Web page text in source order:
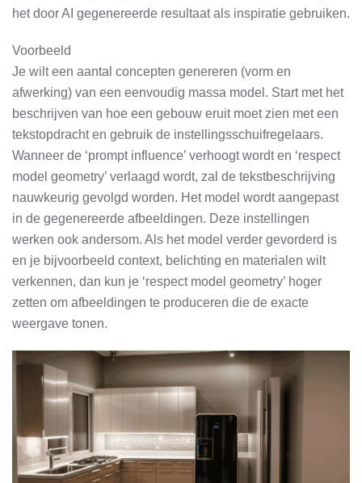
het door AI gegenereerde resultaat als inspiratie gebruiken.
Voorbeeld
Je wilt een aantal concepten genereren (vorm en
afwerking) van een eenvoudig massa model. Start met het
beschrijven van hoe een gebouw eruit moet zien met een
tekstopdracht en gebruik de instellingsschuifregelaars.
Wanneer de ‘prompt influence’ verhoogt wordt en ‘respect
model geometry’ verlaagd wordt, zal de tekstbeschrijving
nauwkeurig gevolgd worden. Het model wordt aangepast
in de gegenereerde afbeeldingen. Deze instellingen
werken ook andersom. Als het model verder gevorderd is
en je bijvoorbeeld context, belichting en materialen wilt
verkennen, dan kun je ‘respect model geometry’ hoger
zetten om afbeeldingen te produceren die de exacte
weergave tonen.